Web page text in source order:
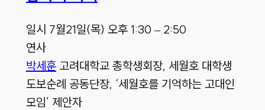
일시 7월21일(목) 오후 1:30 – 2:50
연사
박세훈고려대학교 총학생회장, 세월호 대학생
도보순례 공동단장, ‘세월호를 기억하는 고대인
모임’ 제안자